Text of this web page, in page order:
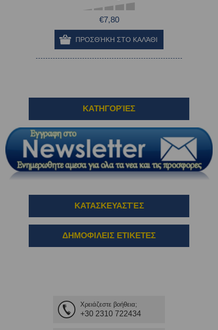
€7,80
ΚΑΤΗΓΟΡΊΕΣ
ΚΑΤΑΣΚΕΥΑΣΤΈΣ
ΔΗΜΟΦΙΛΕΙΣ ΕΤΙΚΕΤΕΣ
Χρειάζεστε βοήθεια;
+30 2310 722434